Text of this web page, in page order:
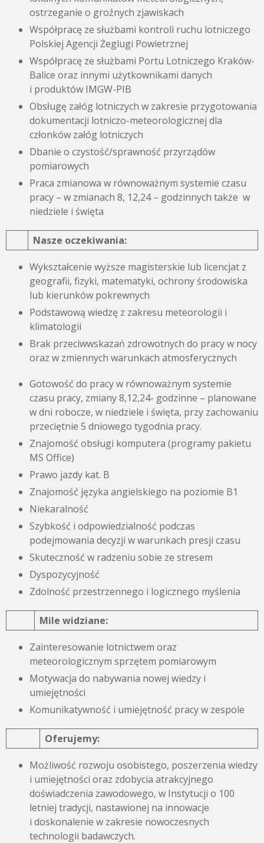
ostrzeganie o groźnych zjawiskach
Współpracę ze służbami kontroli ruchu lotniczego
Polskiej Agencji Żeglugi Powietrznej
Współpracę ze służbami Portu Lotniczego Kraków-
Balice oraz innymi użytkownikami danych
i produktów IMGW-PIB
Obsługę załóg lotniczych w zakresie przygotowania
dokumentacji lotniczo-meteorologicznej dla
członków załóg lotniczych
Dbanie o czystość/sprawność przyrządów
pomiarowych
Praca zmianowa w równoważnym systemie czasu
pracy – w zmianach 8, 12,24 – godzinnych także w
niedziele i święta
Nasze oczekiwania:
Wykształcenie wyższe magisterskie lub licencjat z
geografii, fizyki, matematyki, ochrony środowiska
lub kierunków pokrewnych
Podstawową wiedzę z zakresu meteorologii i
klimatologii
Brak przeciwwskazań zdrowotnych do pracy w nocy
oraz w zmiennych warunkach atmosferycznych
Gotowość do pracy w równoważnym systemie
czasu pracy, zmiany 8,12,24- godzinne – planowane
w dni robocze, w niedziele i święta, przy zachowaniu
przeciętnie 5 dniowego tygodnia pracy.
Znajomość obsługi komputera (programy pakietu
MS Office)
Prawo jazdy kat. B
Znajomość języka angielskiego na poziomie B1
Niekaralność
Szybkość i odpowiedzialność podczas
podejmowania decyzji w warunkach presji czasu
Skuteczność w radzeniu sobie ze stresem
Dyspozycyjność
Zdolność przestrzennego i logicznego myślenia
Mile widziane:
Zainteresowanie lotnictwem oraz
meteorologicznym sprzętem pomiarowym
Motywacja do nabywania nowej wiedzy i
umiejętności
Komunikatywność i umiejętność pracy w zespole
Oferujemy:
Możliwość rozwoju osobistego, poszerzenia wiedzy
i umiejętności oraz zdobycia atrakcyjnego
doświadczenia zawodowego, w Instytucji o 100
letniej tradycji, nastawionej na innowacje
i doskonalenie w zakresie nowoczesnych
technologii badawczych.